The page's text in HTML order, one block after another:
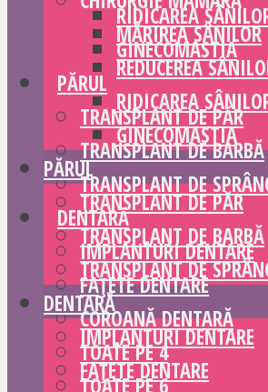
RIDICAREA
GINECOMASTIA
PĂRUL
TRANSPLANT DE PĂR
TRANSPLANT DE BARBĂ
TRANSPLANT DE
DENTARĂ
IMPLANTURI DENTARE
FAȚETE DENTARE
COROANĂ DENTARĂ
TOATE PE 4
TOATE PE 6
MĂRIREA SÂNILOR
REDUCEREA
RIDICAREA
GINECOMASTIA
PĂRUL
TRANSPLANT DE PĂR
TRANSPLANT DE BARBĂ
TRANSPLANT DE
DENTARĂ
IMPLANTURI DENTARE
FAȚETE DENTARE